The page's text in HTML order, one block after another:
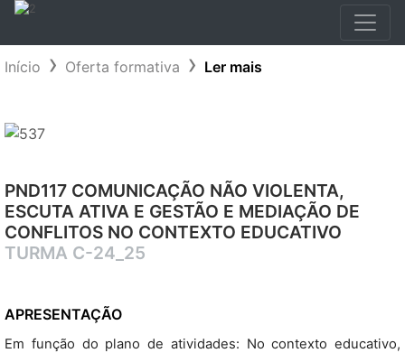
Início Oferta formativa Ler mais
PND117 COMUNICAÇÃO NÃO VIOLENTA,
ESCUTA ATIVA E GESTÃO E MEDIAÇÃO DE
CONFLITOS NO CONTEXTO EDUCATIVO
TURMA C-24_25
APRESENTAÇÃO
Em função do plano de atividades: No contexto educativo,